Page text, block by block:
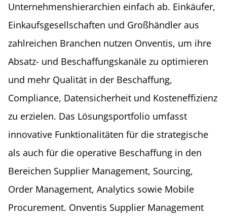
Unternehmenshierarchien einfach ab. Einkäufer,
Einkaufsgesellschaften und Großhändler aus
zahlreichen Branchen nutzen Onventis, um ihre
Absatz- und Beschaffungskanäle zu optimieren
und mehr Qualität in der Beschaffung,
Compliance, Datensicherheit und Kosteneffizienz
zu erzielen. Das Lösungsportfolio umfasst
innovative Funktionalitäten für die strategische
als auch für die operative Beschaffung in den
Bereichen Supplier Management, Sourcing,
Order Management, Analytics sowie Mobile
Procurement. Onventis Supplier Management